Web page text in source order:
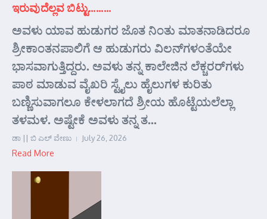
ಇರುವುದೆಲ್ಲವ ಬಿಟ್ಟು………
ಅವಳು ಯಾವ ಹುಡುಗರ ಜೊತ ನಿಂತು ಮಾತನಾಡಿದರೂ
ಶ್ರೀಕಾಂತನಪಾಲಿಗೆ ಆ ಹುಡುಗರು ವಿಲನ್‌ಗಳಂತೆಯೇ
ಭಾಸವಾಗುತ್ತಿದ್ದರು. ಅವಳು ತನ್ನ ಕಾಲೇಜಿನ ಲೆಕ್ಚರರ್‌ಗಳು
ಪಾಠ ಮಾಡುವ ವೈಖರಿ ಸ್ಟೈಲು ಹೈಲುಗಳ ಕುರಿತು
ಬಣ್ಣಿಸುವಾಗಲೂ ಕೇಳಲಾಗದೆ ಶ್ರೀಯ ಹೊಟ್ಟೆಯಲೆಲ್ಲಾ
ತಳಮಳ. ಅಷ್ಟೇಕೆ ಅವಳು ತನ್ನ ತ...
ಡಾ || ಬಿ ಎಲ್ ವೇಣು July 26, 2026
Read More